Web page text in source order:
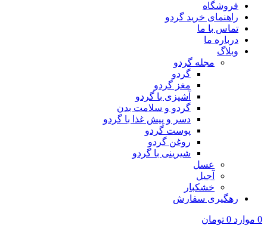
فروشگاه
راهنمای خرید گردو
تماس با ما
درباره ما
وبلاگ
مجله گردو
گردو
مغز گردو
آشپزی با گردو
گردو و سلامت بدن
دسر و پیش غذا با گردو
پوست گردو
روغن گردو
شیرینی با گردو
عسل
آجیل
خشکبار
رهگیری سفارش
0 موارد 0 تومان